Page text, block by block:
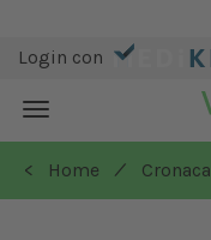
Login con
Toggle
navigation
< Home
/ Cronaca